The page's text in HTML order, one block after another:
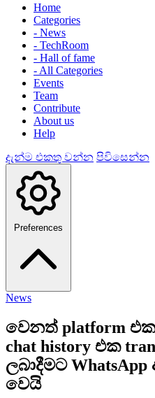
Home
Categories
- News
- TechRoom
- Hall of fame
- All Categories
Events
Team
Contribute
About us
Help
දැන්ම එකතු වන්න පිවිසෙන්න
Preferences
News
වෙනත් platform
chat history එක
ලබාදීමට
වෙයි